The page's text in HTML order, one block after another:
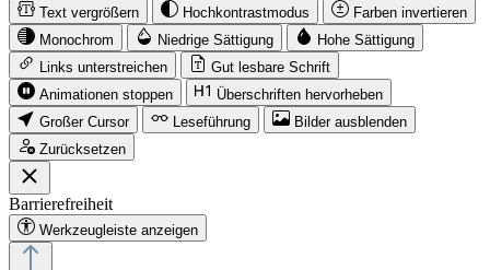
Text vergrößern Hochkontrastmodus
Farben invertieren
Monochrom
Niedrige Sättigung
Hohe Sättigung
Links unterstreichen
Gut lesbare Schrift
Animationen stoppen
Überschriften hervorheben
Großer Cursor
Leseführung
Bilder ausblenden
Zurücksetzen
Barrierefreiheit
Werkzeugleiste anzeigen